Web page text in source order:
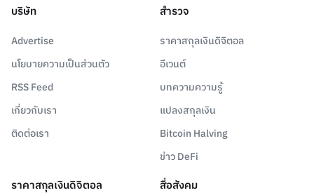
บริษัท
Advertise
นโยบายความเป็นส่วนตัว
RSS Feed
เกี่ยวกับเรา
ติดต่อเรา
สำรวจ
ราคาสกุลเงินดิจิตอล
อีเวนต์
บทความความรู้
แปลงสกุลเงิน
Bitcoin Halving
ข่าว DeFi
ราคาสกุลเงินดิจิตอล สื่อสังคม